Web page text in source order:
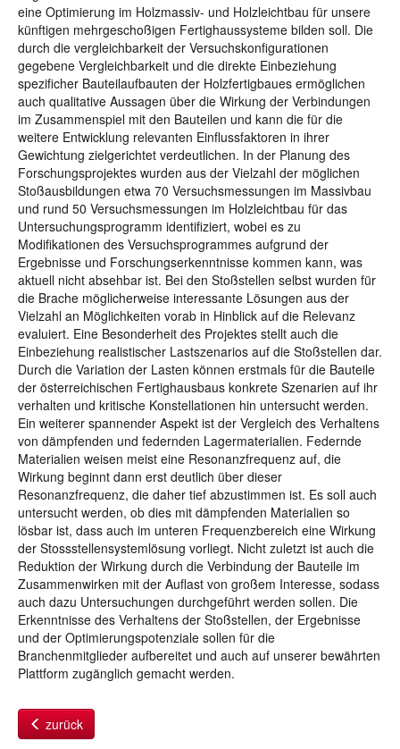
eine Optimierung im Holzmassiv- und Holzleichtbau für unsere
künftigen mehrgeschoßigen Fertighaussysteme bilden soll. Die
durch die vergleichbarkeit der Versuchskonfigurationen
gegebene Vergleichbarkeit und die direkte Einbeziehung
spezificher Bauteilaufbauten der Holzfertigbaues ermöglichen
auch qualitative Aussagen über die Wirkung der Verbindungen
im Zusammenspiel mit den Bauteilen und kann die für die
weitere Entwicklung relevanten Einflussfaktoren in ihrer
Gewichtung zielgerichtet verdeutlichen. In der Planung des
Forschungsprojektes wurden aus der Vielzahl der möglichen
Stoßausbildungen etwa 70 Versuchsmessungen im Massivbau
und rund 50 Versuchsmessungen im Holzleichtbau für das
Untersuchungsprogramm identifiziert, wobei es zu
Modifikationen des Versuchsprogrammes aufgrund der
Ergebnisse und Forschungserkenntnisse kommen kann, was
aktuell nicht absehbar ist. Bei den Stoßstellen selbst wurden für
die Brache möglicherweise interessante Lösungen aus der
Vielzahl an Möglichkeiten vorab in Hinblick auf die Relevanz
evaluiert. Eine Besonderheit des Projektes stellt auch die
Einbeziehung realistischer Lastszenarios auf die Stoßstellen dar.
Durch die Variation der Lasten können erstmals für die Bauteile
der österreichischen Fertighausbaus konkrete Szenarien auf ihr
verhalten und kritische Konstellationen hin untersucht werden.
Ein weiterer spannender Aspekt ist der Vergleich des Verhaltens
von dämpfenden und federnden Lagermaterialien. Federnde
Materialien weisen meist eine Resonanzfrequenz auf, die
Wirkung beginnt dann erst deutlich über dieser
Resonanzfrequenz, die daher tief abzustimmen ist. Es soll auch
untersucht werden, ob dies mit dämpfenden Materialien so
lösbar ist, dass auch im unteren Frequenzbereich eine Wirkung
der Stossstellensystemlösung vorliegt. Nicht zuletzt ist auch die
Reduktion der Wirkung durch die Verbindung der Bauteile im
Zusammenwirken mit der Auflast von großem Interesse, sodass
auch dazu Untersuchungen durchgeführt werden sollen. Die
Erkenntnisse des Verhaltens der Stoßstellen, der Ergebnisse
und der Optimierungspotenziale sollen für die
Branchenmitglieder aufbereitet und auch auf unserer bewährten
Plattform zugänglich gemacht werden.
zurück